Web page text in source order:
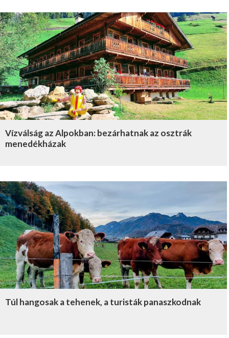
Vízválság az Alpokban: bezárhatnak az osztrák
menedékházak
Túl hangosak a tehenek, a turisták panaszkodnak